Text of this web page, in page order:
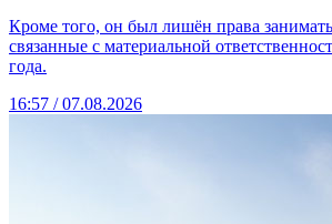
Кроме того, он был лишён права
связанные с материальной
года.
16:57 / 07.08.2026